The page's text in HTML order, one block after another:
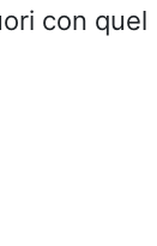
con quel